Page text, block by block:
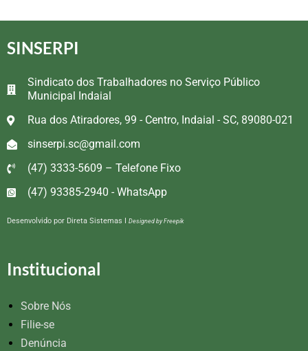
SINSERPI
Sindicato dos Trabalhadores no Serviço Público
Municipal Indaial
Rua dos Atiradores, 99 - Centro, Indaial - SC, 89080-021
sinserpi.sc@gmail.com
(47) 3333-5609 – Telefone Fixo
(47) 93385-2940 - WhatsApp
Desenvolvido por Direta Sistemas I Designed by Freepik
Institucional
Sobre Nós
Filie-se
Denúncia